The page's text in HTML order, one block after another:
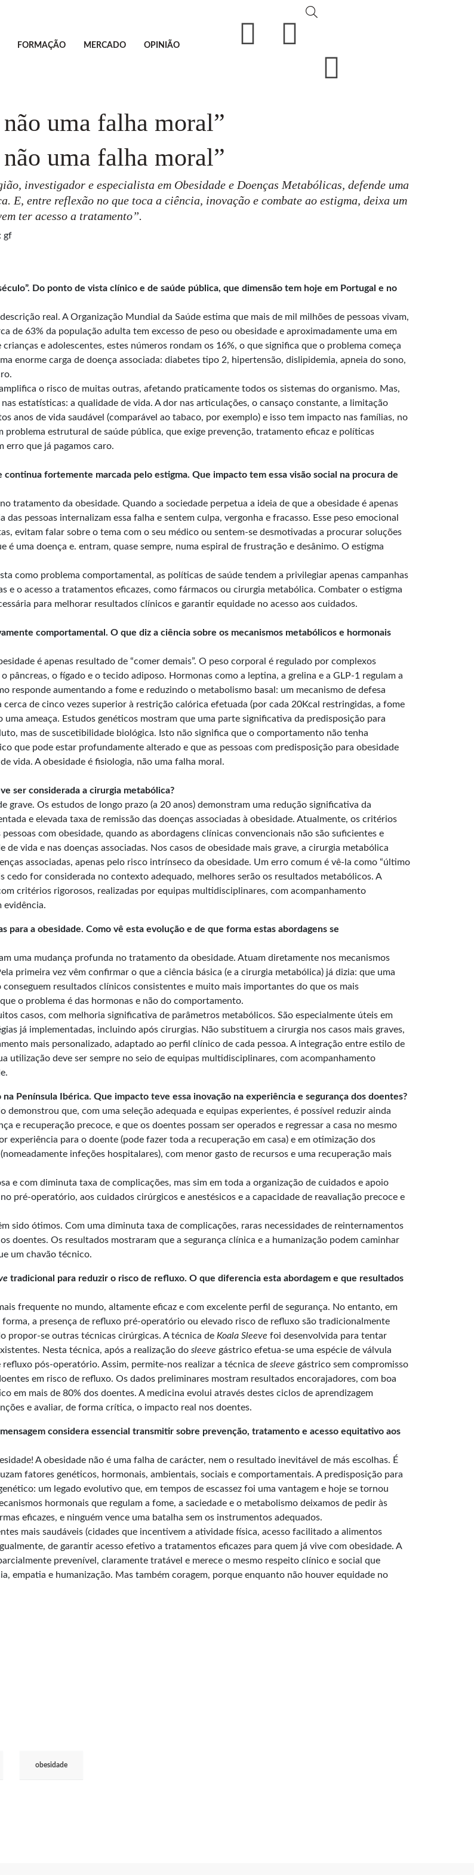
FORMAÇÃO MERCADO OPINIÃO
uma falha moral”
uma falha moral”
investigador e especialista em Obesidade e Doenças Metabólicas, defende uma
E, entre reflexão no que toca a ciência, inovação e combate ao estigma, deixa um
ter acesso a tratamento”.
Do ponto de vista clínico e de saúde pública, que dimensão tem hoje em Portugal e no
real. A Organização Mundial da Saúde estima que mais de mil milhões de pessoas vivam,
de 63% da população adulta tem excesso de peso ou obesidade e aproximadamente uma em
e adolescentes, estes números rondam os 16%, o que significa que o problema começa
enorme carga de doença associada: diabetes tipo 2, hipertensão, dislipidemia, apneia do sono,
o risco de muitas outras, afetando praticamente todos os sistemas do organismo. Mas,
estatísticas: a qualidade de vida. A dor nas articulações, o cansaço constante, a limitação
anos de vida saudável (comparável ao tabaco, por exemplo) e isso tem impacto nas famílias, no
problema estrutural de saúde pública, que exige prevenção, tratamento eficaz e políticas
erro que já pagamos caro.
fortemente marcada pelo estigma. Que impacto tem essa visão social na procura de
tratamento da obesidade. Quando a sociedade perpetua a ideia de que a obesidade é apenas
pessoas internalizam essa falha e sentem culpa, vergonha e fracasso. Esse peso emocional
evitam falar sobre o tema com o seu médico ou sentem-se desmotivadas a procurar soluções
uma doença e. entram, quase sempre, numa espiral de frustração e desânimo. O estigma
como problema comportamental, as políticas de saúde tendem a privilegiar apenas campanhas
e o acesso a tratamentos eficazes, como fármacos ou cirurgia metabólica. Combater o estigma
para melhorar resultados clínicos e garantir equidade no acesso aos cuidados.
comportamental. O que diz a ciência sobre os mecanismos metabólicos e hormonais
é apenas resultado de “comer demais”. O peso corporal é regulado por complexos
o fígado e o tecido adiposo. Hormonas como a leptina, a grelina e a GLP-1 regulam a
responde aumentando a fome e reduzindo o metabolismo basal: um mecanismo de defesa
de cinco vezes superior à restrição calórica efetuada (por cada 20Kcal restringidas, a fome
ameaça. Estudos genéticos mostram que uma parte significativa da predisposição para
mas de suscetibilidade biológica. Isto não significa que o comportamento não tenha
que pode estar profundamente alterado e que as pessoas com predisposição para obesidade
vida. A obesidade é fisiologia, não uma falha moral.
ser considerada a cirurgia metabólica?
grave. Os estudos de longo prazo (a 20 anos) demonstram uma redução significativa da
e elevada taxa de remissão das doenças associadas à obesidade. Atualmente, os critérios
com obesidade, quando as abordagens clínicas convencionais não são suficientes e
vida e nas doenças associadas. Nos casos de obesidade mais grave, a cirurgia metabólica
associadas, apenas pelo risco intrínseco da obesidade. Um erro comum é vê-la como “último
cedo for considerada no contexto adequado, melhores serão os resultados metabólicos. A
critérios rigorosos, realizadas por equipas multidisciplinares, com acompanhamento
evidência.
a obesidade. Como vê esta evolução e de que forma estas abordagens se
uma mudança profunda no tratamento da obesidade. Atuam diretamente nos mecanismos
primeira vez vêm confirmar o que a ciência básica (e a cirurgia metabólica) já dizia: que uma
resultados clínicos consistentes e muito mais importantes do que os mais
o problema é das hormonas e não do comportamento.
casos, com melhoria significativa de parâmetros metabólicos. São especialmente úteis em
já implementadas, incluindo após cirurgias. Não substituem a cirurgia nos casos mais graves,
mais personalizado, adaptado ao perfil clínico de cada pessoa. A integração entre estilo de
utilização deve ser sempre no seio de equipas multidisciplinares, com acompanhamento
Península Ibérica. Que impacto teve essa inovação na experiência e segurança dos doentes?
que, com uma seleção adequada e equipas experientes, é possível reduzir ainda
e recuperação precoce, e que os doentes possam ser operados e regressar a casa no mesmo
experiência para o doente (pode fazer toda a recuperação em casa) e em otimização dos
infeções hospitalares), com menor gasto de recursos e uma recuperação mais
e com diminuta taxa de complicações, mas sim em toda a organização de cuidados e apoio
pré-operatório, aos cuidados cirúrgicos e anestésicos e a capacidade de reavaliação precoce e
sido ótimos. Com uma diminuta taxa de complicações, raras necessidades de reinternamentos
doentes. Os resultados mostraram que a segurança clínica e a humanização podem caminhar
um chavão técnico.
tradicional para reduzir o risco de refluxo. O que diferencia esta abordagem e que resultados
frequente no mundo, altamente eficaz e com excelente perfil de segurança. No entanto, em
a presença de refluxo pré-operatório ou elevado risco de refluxo são tradicionalmente
propor-se outras técnicas cirúrgicas. A técnica de Koala Sleeve foi desenvolvida para tentar
Nesta técnica, após a realização do sleeve gástrico efetua-se uma espécie de válvula
pós-operatório. Assim, permite-nos realizar a técnica de sleeve gástrico sem compromisso
em risco de refluxo. Os dados preliminares mostram resultados encorajadores, com boa
em mais de 80% dos doentes. A medicina evolui através destes ciclos de aprendizagem
e avaliar, de forma crítica, o impacto real nos doentes.
considera essencial transmitir sobre prevenção, tratamento e acesso equitativo aos
A obesidade não é uma falha de carácter, nem o resultado inevitável de más escolhas. É
fatores genéticos, hormonais, ambientais, sociais e comportamentais. A predisposição para
um legado evolutivo que, em tempos de escassez foi uma vantagem e hoje se tornou
hormonais que regulam a fome, a saciedade e o metabolismo deixamos de pedir às
eficazes, e ninguém vence uma batalha sem os instrumentos adequados.
mais saudáveis (cidades que incentivem a atividade física, acesso facilitado a alimentos
de garantir acesso efetivo a tratamentos eficazes para quem já vive com obesidade. A
prevenível, claramente tratável e merece o mesmo respeito clínico e social que
empatia e humanização. Mas também coragem, porque enquanto não houver equidade no
obesidade